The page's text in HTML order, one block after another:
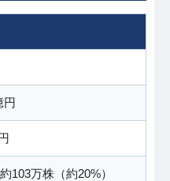
円
103万株（約20%）